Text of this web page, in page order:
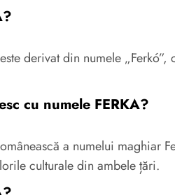
derivat din numele
cu numele FERKA?
a numelui maghiar
culturale din ambele țări.